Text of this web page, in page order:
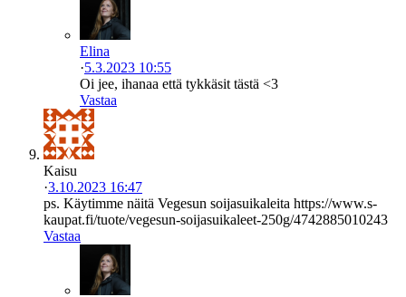
Elina
·5.3.2023 10:55
Oi jee, ihanaa että tykkäsit tästä <3
Vastaa
Kaisu
·3.10.2023 16:47
ps. Käytimme näitä Vegesun soijasuikaleita https://www.s-
kaupat.fi/tuote/vegesun-soijasuikaleet-250g/4742885010243
Vastaa